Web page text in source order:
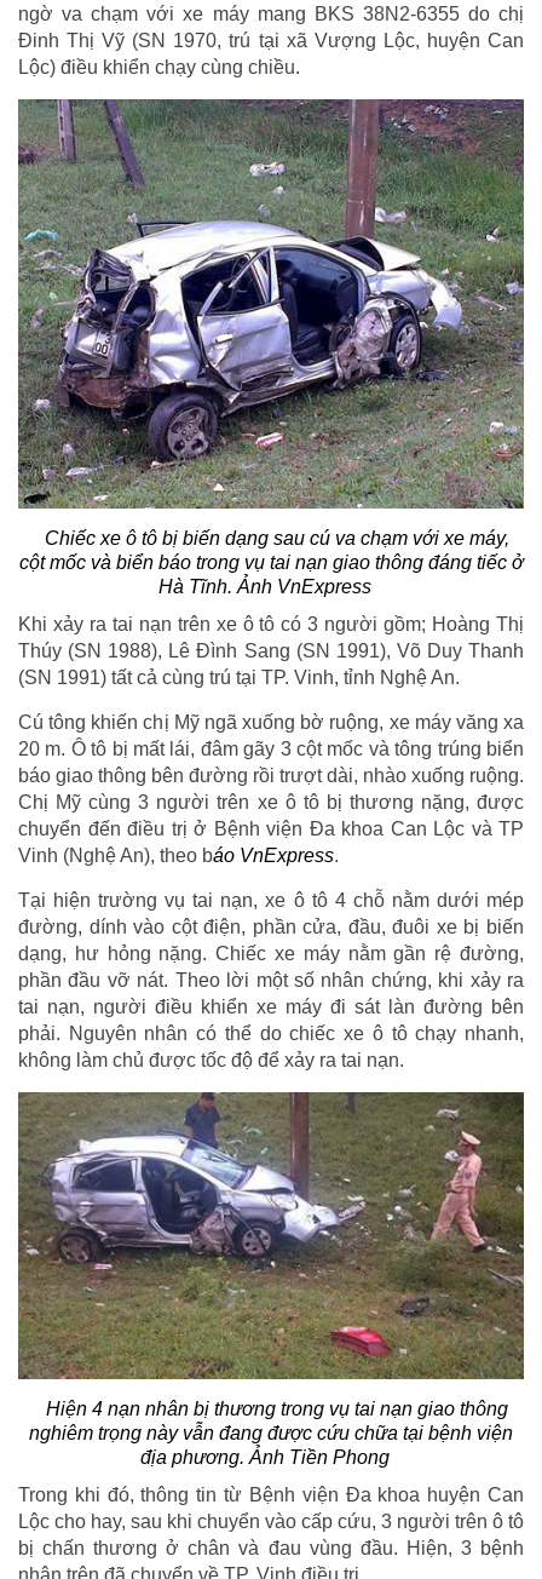
ngờ va chạm với xe máy mang BKS 38N2-6355 do chị
Đinh Thị Vỹ (SN 1970, trú tại xã Vượng Lộc, huyện Can
Lộc) điều khiển chạy cùng chiều.
Chiếc xe ô tô bị biến dạng sau cú va chạm với xe máy,
cột mốc và biển báo trong vụ tai nạn giao thông đáng tiếc ở
Hà Tĩnh. Ảnh VnExpress
Khi xảy ra tai nạn trên xe ô tô có 3 người gồm; Hoàng Thị
Thúy (SN 1988), Lê Đình Sang (SN 1991), Võ Duy Thanh
(SN 1991) tất cả cùng trú tại TP. Vinh, tỉnh Nghệ An.
Cú tông khiến chị Mỹ ngã xuống bờ ruộng, xe máy văng xa
20 m. Ô tô bị mất lái, đâm gãy 3 cột mốc và tông trúng biển
báo giao thông bên đường rồi trượt dài, nhào xuống ruộng.
Chị Mỹ cùng 3 người trên xe ô tô bị thương nặng, được
chuyển đến điều trị ở Bệnh viện Đa khoa Can Lộc và TP
Vinh (Nghệ An), theo báo VnExpress.
Tại hiện trường vụ tai nạn, xe ô tô 4 chỗ nằm dưới mép
đường, dính vào cột điện, phần cửa, đầu, đuôi xe bị biến
dạng, hư hỏng nặng. Chiếc xe máy nằm gần rệ đường,
phần đầu vỡ nát. Theo lời một số nhân chứng, khi xảy ra
tai nạn, người điều khiển xe máy đi sát làn đường bên
phải. Nguyên nhân có thể do chiếc xe ô tô chạy nhanh,
không làm chủ được tốc độ để xảy ra tai nạn.
Hiện 4 nạn nhân bị thương trong vụ tai nạn giao thông
nghiêm trọng này vẫn đang được cứu chữa tại bệnh viện
địa phương. Ảnh Tiền Phong
Trong khi đó, thông tin từ Bệnh viện Đa khoa huyện Can
Lộc cho hay, sau khi chuyển vào cấp cứu, 3 người trên ô tô
bị chấn thương ở chân và đau vùng đầu. Hiện, 3 bệnh